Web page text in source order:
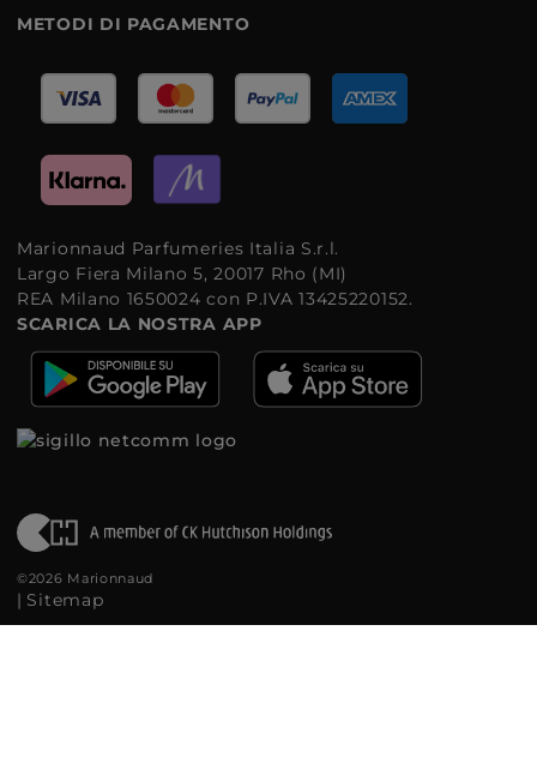
METODI DI PAGAMENTO
Marionnaud Parfumeries Italia S.r.l.
Largo Fiera Milano 5, 20017 Rho (MI)
REA Milano 1650024 con P.IVA 13425220152.
SCARICA LA NOSTRA APP
©2026 Marionnaud
| Sitemap